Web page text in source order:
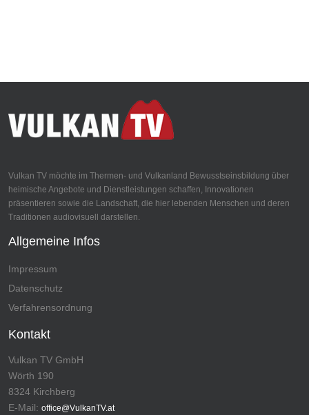
Vulkan TV möchte im Thermen- und Vulkanland Bewusstseinsbildung über
heimische Angebote und Dienstleistungen schaffen, Innovationen
präsentieren sowie die Landschaft, die hier lebenden Menschen und deren
Traditionen audiovisuell darstellen.
Allgemeine Infos
Impressum
Datenschutz
Verfahrensordnung
Kontakt
Vulkan TV GmbH
Wörth 190
8324 Kirchberg
E-Mail: office@VulkanTV.at